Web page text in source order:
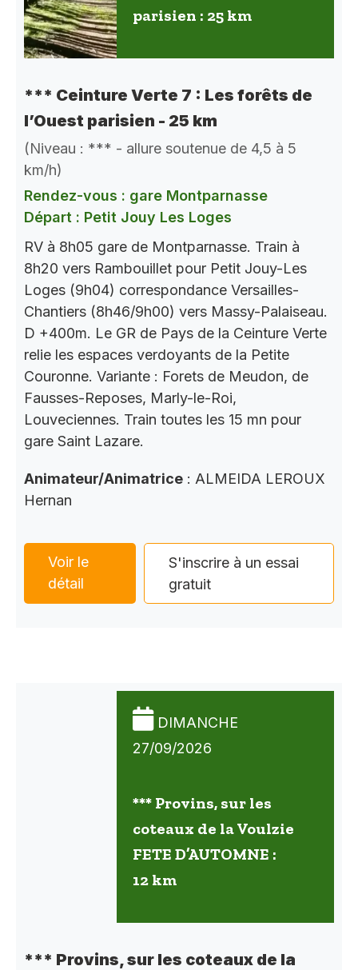
parisien : 25 km
*** Ceinture Verte 7 : Les forêts de
l’Ouest parisien - 25 km
(Niveau : *** - allure soutenue de 4,5 à 5
km/h)
Rendez-vous : gare Montparnasse
Départ : Petit Jouy Les Loges
RV à 8h05 gare de Montparnasse. Train à
8h20 vers Rambouillet pour Petit Jouy-Les
Loges (9h04) correspondance Versailles-
Chantiers (8h46/9h00) vers Massy-Palaiseau.
D +400m. Le GR de Pays de la Ceinture Verte
relie les espaces verdoyants de la Petite
Couronne. Variante : Forets de Meudon, de
Fausses-Reposes, Marly-le-Roi,
Louveciennes. Train toutes les 15 mn pour
gare Saint Lazare.
Animateur/Animatrice : ALMEIDA LEROUX
Hernan
Voir le
détail
S'inscrire à un essai
gratuit
DIMANCHE
27/09/2026
*** Provins, sur les
coteaux de la Voulzie
FETE D’AUTOMNE :
12 km
*** Provins, sur les coteaux de la